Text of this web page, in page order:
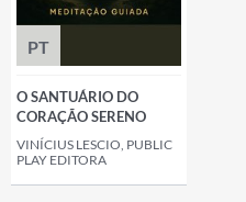
PT
O SANTUÁRIO DO
CORAÇÃO SERENO
VINÍCIUS LESCIO, PUBLIC
PLAY EDITORA